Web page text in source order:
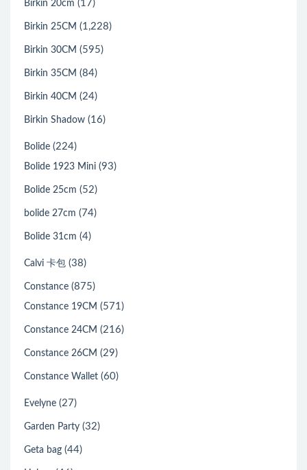
Birkin 20cm (17)
Birkin 25CM (1,228)
Birkin 30CM (595)
Birkin 35CM (84)
Birkin 40CM (24)
Birkin Shadow (16)
Bolide (224)
Bolide 1923 Mini (93)
Bolide 25cm (52)
bolide 27cm (74)
Bolide 31cm (4)
Calvi 卡包 (38)
Constance (875)
Constance 19CM (571)
Constance 24CM (216)
Constance 26CM (29)
Constance Wallet (60)
Evelyne (27)
Garden Party (32)
Geta bag (44)